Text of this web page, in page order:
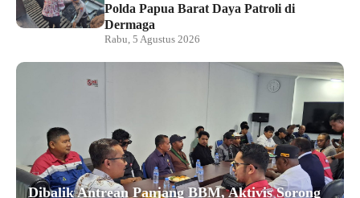
Polda Papua Barat Daya Patroli di
Dermaga
Rabu, 5 Agustus 2026
Dibalik Antrean Panjang BBM, Aktivis Sorong